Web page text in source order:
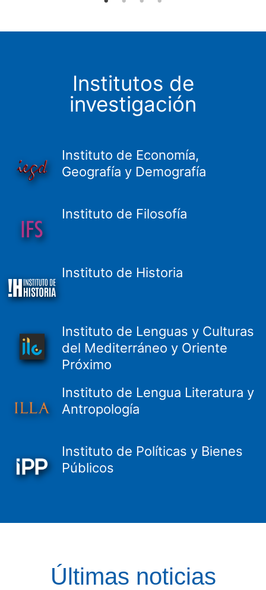
Institutos de
investigación
Instituto de Economía,
Geografía y Demografía
Instituto de Filosofía
Instituto de Historia
Instituto de Lenguas y Culturas
del Mediterráneo y Oriente
Próximo
Instituto de Lengua Literatura y
Antropología
Instituto de Políticas y Bienes
Públicos
Últimas noticias